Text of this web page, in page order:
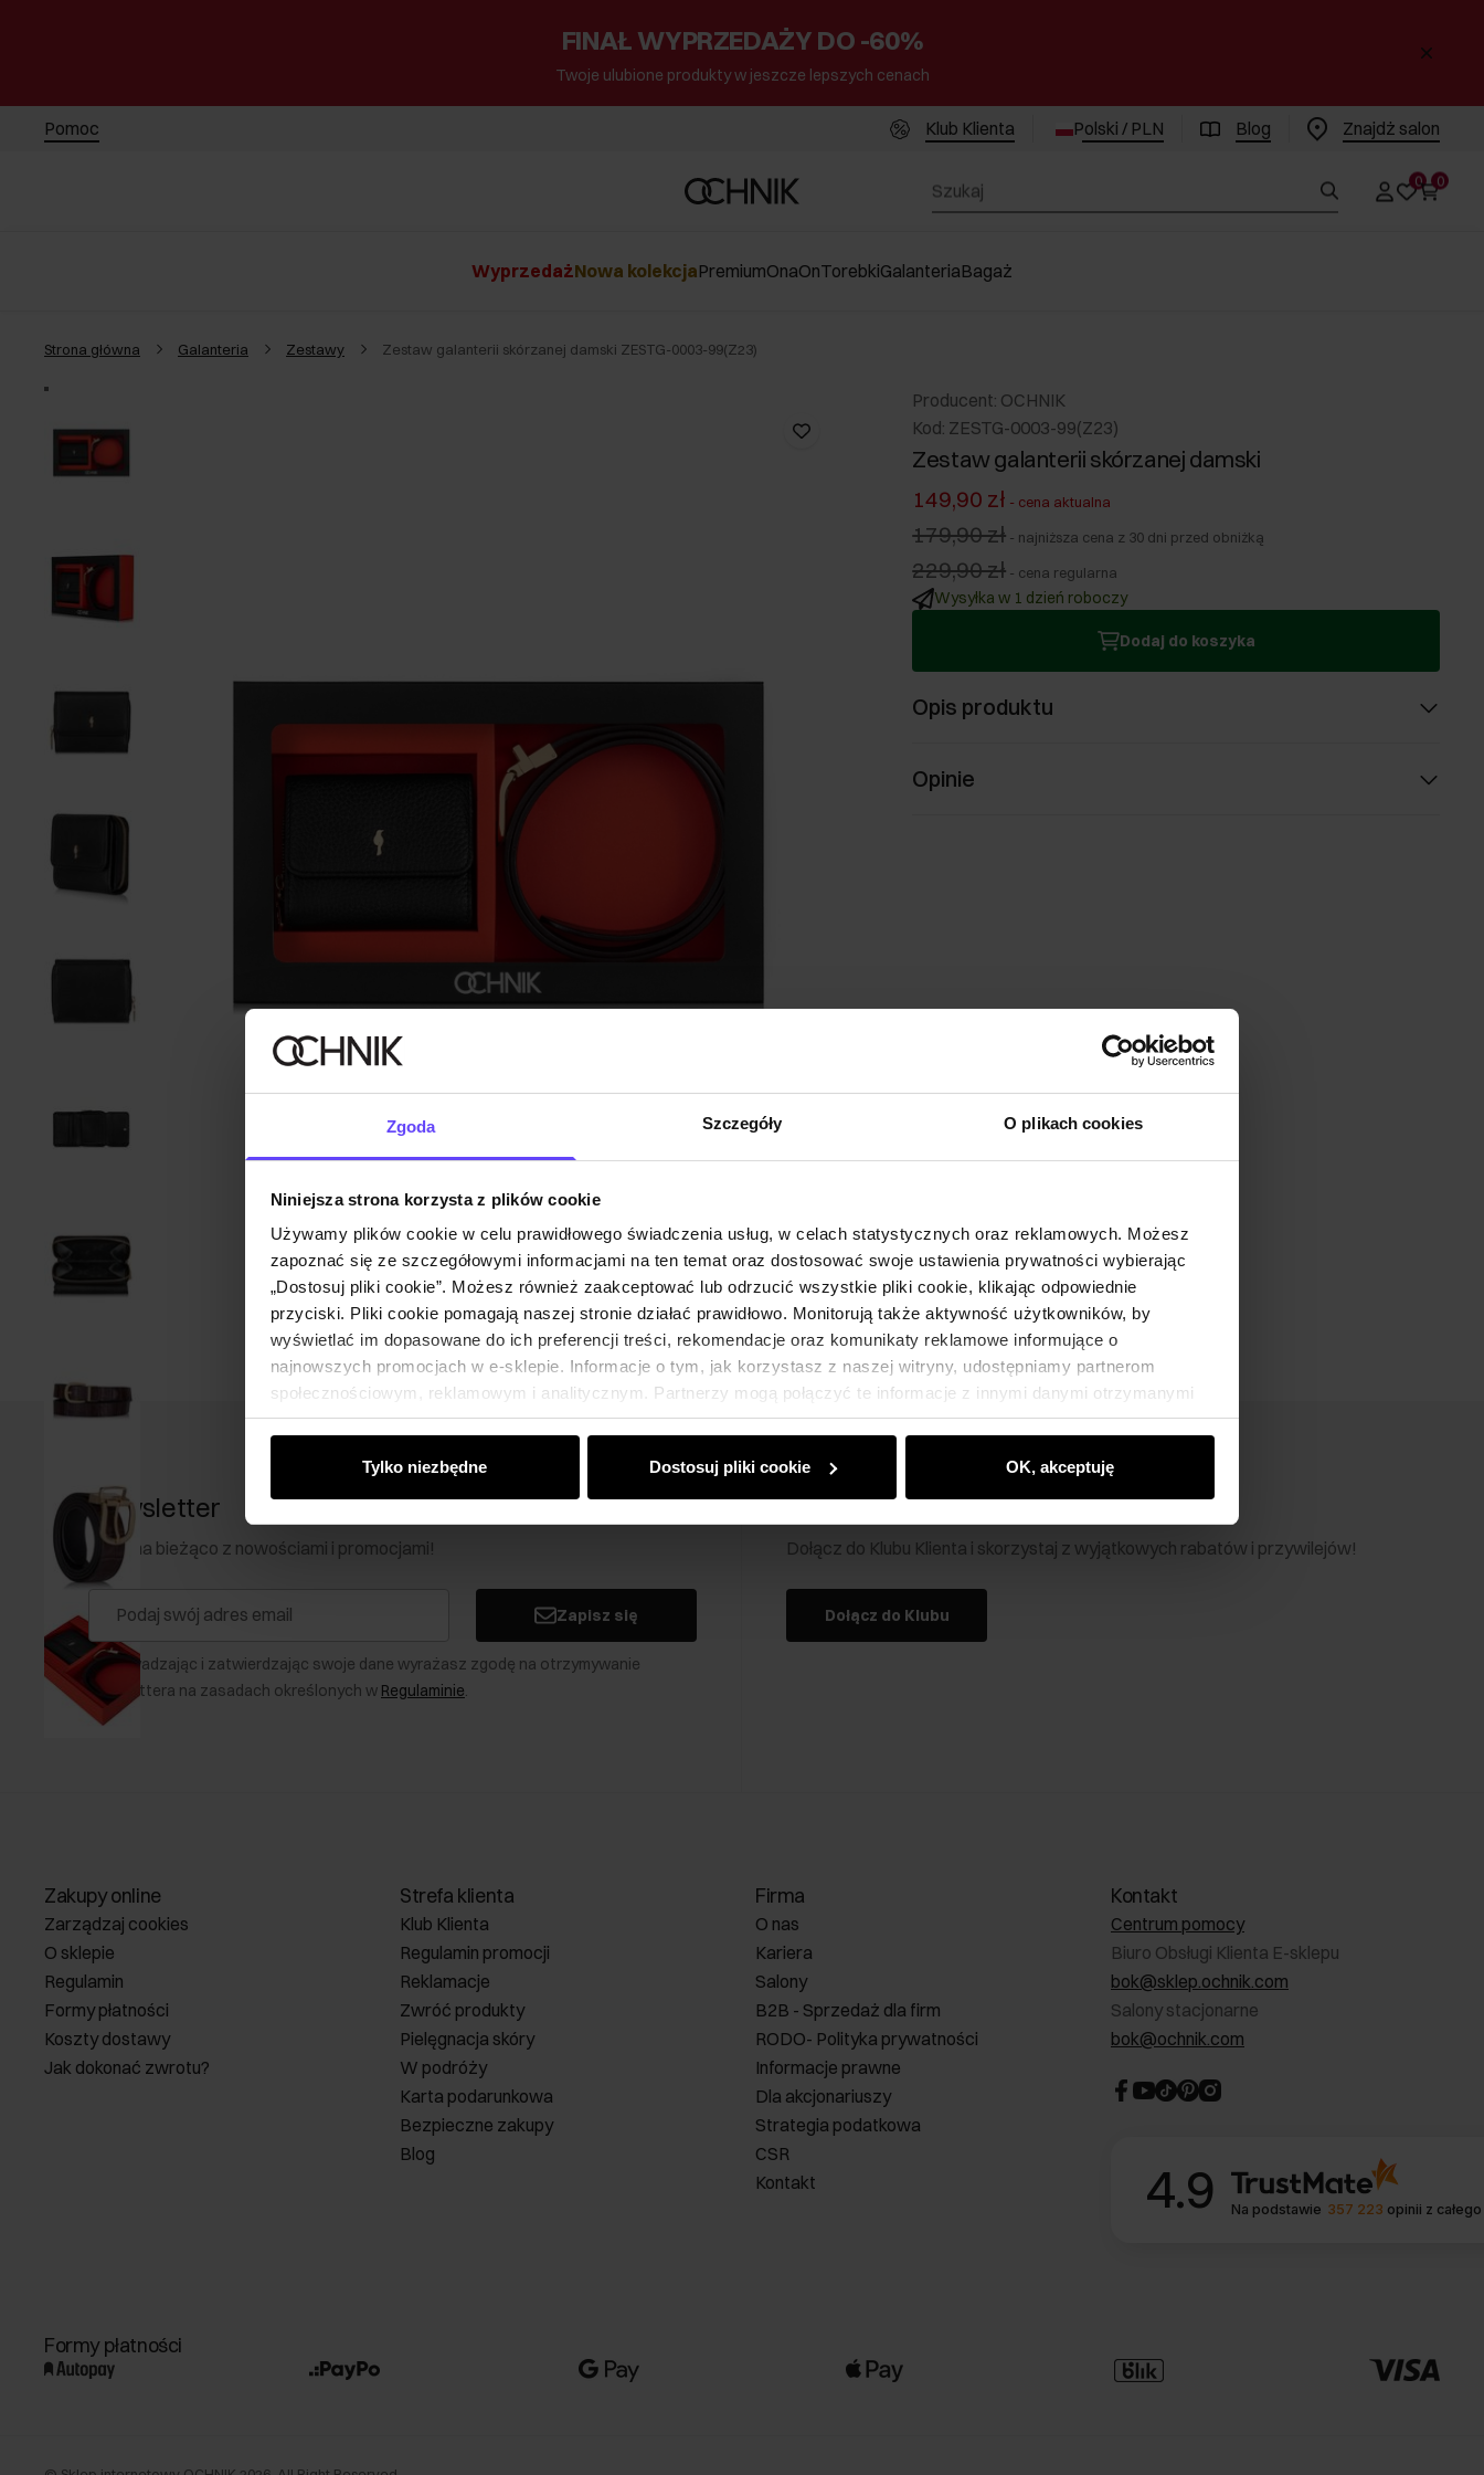
Zgoda Szczegóły O plikach cookies
Niniejsza strona korzysta z plików cookie
Używamy plików cookie w celu prawidłowego świadczenia usług, w celach statystycznych oraz reklamowych. Możesz
zapoznać się ze szczegółowymi informacjami na ten temat oraz dostosować swoje ustawienia prywatności wybierając
„Dostosuj pliki cookie”. Możesz również zaakceptować lub odrzucić wszystkie pliki cookie, klikając odpowiednie
przyciski. Pliki cookie pomagają naszej stronie działać prawidłowo. Monitorują także aktywność użytkowników, by
wyświetlać im dopasowane do ich preferencji treści, rekomendacje oraz komunikaty reklamowe informujące o
najnowszych promocjach w e-sklepie. Informacje o tym, jak korzystasz z naszej witryny, udostępniamy partnerom
społecznościowym, reklamowym i analitycznym. Partnerzy mogą połączyć te informacje z innymi danymi otrzymanymi
od Ciebie lub uzyskanymi podczas korzystania z ich usług.
Tylko niezbędne Dostosuj pliki cookie OK, akceptuję
FINAŁ WYPRZEDAŻY DO -60%
Twoje ulubione produkty w jeszcze lepszych cenach
Pomoc Klub Klienta Polski / PLN Blog Znajdż salon
0 0
WyprzedażNowa kolekcjaPremiumOnaOnTorebkiGalanteriaBagaż
Strona główna Galanteria Zestawy Zestaw galanterii skórzanej damski ZESTG-0003-99(Z23)
Producent: OCHNIK
Kod: ZESTG-0003-99(Z23)
Zestaw galanterii skórzanej damski
149,90 zł - cena aktualna
179,90 zł - najniższa cena z 30 dni przed obniżką
229,90 zł - cena regularna
Wysyłka w 1 dzień roboczy
Dodaj do koszyka
Opis produktu
Opinie
Newsletter
Bądź na bieżąco z nowościami i promocjami!
Zapisz się
Wprowadzając i zatwierdzając swoje dane wyrażasz zgodę na otrzymywanie
newslettera na zasadach określonych w Regulaminie.
Klub Klienta Ochnik
Dołącz do Klubu Klienta i skorzystaj z wyjątkowych rabatów i przywilejów!
Dołącz do Klubu
Zakupy online
Zarządzaj cookies
O sklepie
Regulamin
Formy płatności
Koszty dostawy
Jak dokonać zwrotu?
Strefa klienta
Klub Klienta
Regulamin promocji
Reklamacje
Zwróć produkty
Pielęgnacja skóry
W podróży
Karta podarunkowa
Bezpieczne zakupy
Blog
Firma
O nas
Kariera
Salony
B2B - Sprzedaż dla firm
RODO- Polityka prywatności
Informacje prawne
Dla akcjonariuszy
Strategia podatkowa
CSR
Kontakt
Kontakt
Centrum pomocy
Biuro Obsługi Klienta E-sklepu
bok@sklep.ochnik.com
Salony stacjonarne
bok@ochnik.com
4.9 Na podstawie 357 223 opinii z
Formy płatności